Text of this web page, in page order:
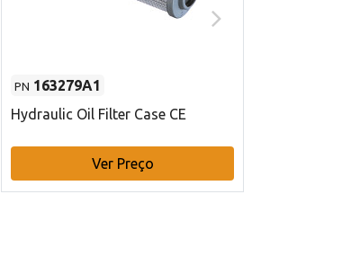
PN 163279A1
Hydraulic Oil Filter Case CE
Ver Preço